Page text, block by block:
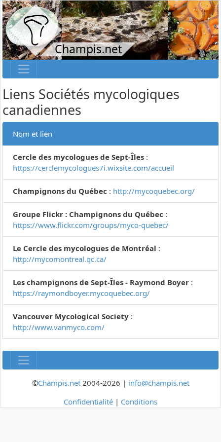
Champis.net
Liens Sociétés mycologiques
canadiennes
Nom et lien
Cercle des mycologues de Sept-Îles :
https://cerclemycologues7i.wixsite.com/accueil
Champignons du Québec : http://mycoquebec.org/
Groupe Flickr : Champignons du Québec :
https://www.flickr.com/groups/myco-quebec/
Le Cercle des mycologues de Montréal :
http://mycomontreal.qc.ca/
Les champignons de Sept-Îles - Raymond Boyer :
https://raymondboyer.mycoquebec.org/
Vancouver Mycological Society :
http://www.vanmyco.com/
©Champis.net2004-2026 | info@champis.net
Confidentialité | Conditions